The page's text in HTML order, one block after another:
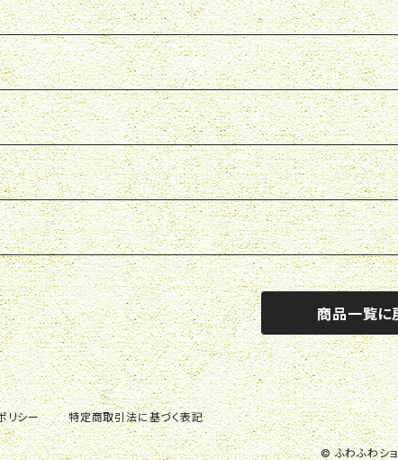
商品一覧に
リシー 特定商取引法に基づく表記
© ふわふわシ